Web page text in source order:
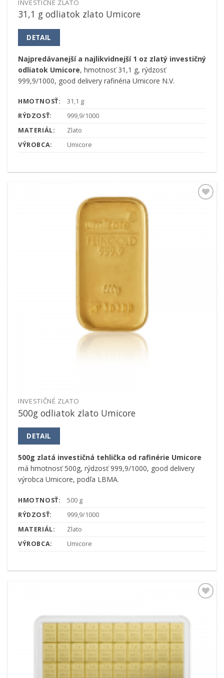
INVESTIČNÉ ZLATO
31,1 g odliatok zlato Umicore
DETAIL
Najpredávanejší a najlikvidnejší 1 oz zlatý investičný
odliatok Umicore, hmotnosť 31,1 g, rýdzosť
999,9/1000, good delivery rafinéria Umicore N.V.
HMOTNOSŤ:
31,1 g
RÝDZOSŤ:
999,9/1000
MATERIÁL:
Zlato
VÝROBCA:
Umicore
INVESTIČNÉ ZLATO
500g odliatok zlato Umicore
DETAIL
500g zlatá investičná tehlička od rafinérie Umicore
má hmotnosť 500g, rýdzosť 999,9/1000, good delivery
výrobca Umicore, podľa LBMA.
HMOTNOSŤ:
500 g
RÝDZOSŤ:
999,9/1000
MATERIÁL:
Zlato
VÝROBCA:
Umicore